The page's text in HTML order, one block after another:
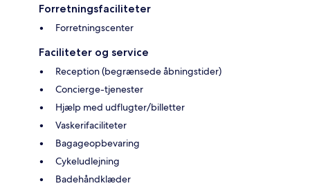
Forretningsfaciliteter
Forretningscenter
Faciliteter og service
Reception (begrænsede åbningstider)
Concierge-tjenester
Hjælp med udflugter/billetter
Vaskerifaciliteter
Bagageopbevaring
Cykeludlejning
Badehåndklæder